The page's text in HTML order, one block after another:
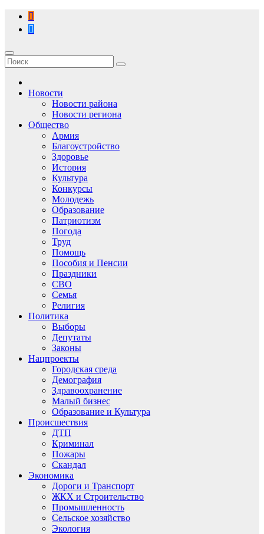
Перейти
содержимому
Новости
Новости района
Новости региона
Общество
Армия
Благоустройство
Здоровье
История
Культура
Конкурсы
Молодежь
Образование
Патриотизм
Погода
Труд
Помощь
Пособия и Пенсии
Праздники
СВО
Семья
Религия
Политика
Выборы
Депутаты
Законы
Нацпроекты
Городская среда
Демография
Здравоохранение
Малый бизнес
Образование и Культура
Происшествия
ДТП
Криминал
Пожары
Скандал
Экономика
Дороги и Транспорт
ЖКХ и Строительство
Промышленность
Сельское хозяйство
Экология